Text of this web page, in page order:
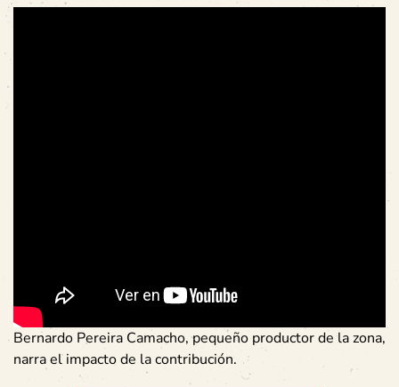
Bernardo Pereira Camacho, pequeño productor de la zona,
narra el impacto de la contribución.